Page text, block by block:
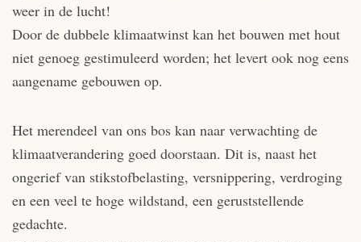
weer in de lucht!
Door de dubbele klimaatwinst kan het bouwen met hout
niet genoeg gestimuleerd worden; het levert ook nog eens
aangename gebouwen op.
Het merendeel van ons bos kan naar verwachting de
klimaatverandering goed doorstaan. Dit is, naast het
ongerief van stikstofbelasting, versnippering, verdroging
en een veel te hoge wildstand, een geruststellende
gedachte.